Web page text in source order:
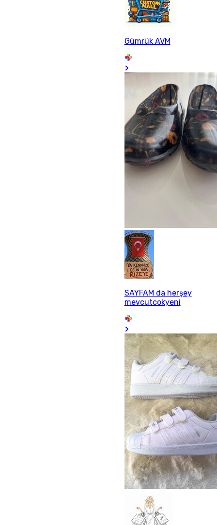
Gümrük AVM
SAYFAM da herşey
mevcutcokyeni